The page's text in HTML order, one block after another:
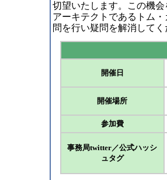
切望いたします。この機
アーキテクトであるトム
問を行い疑問を解消してく
開催日
開催場所
参加費
事務局twitter／公式ハッシ
ュタグ